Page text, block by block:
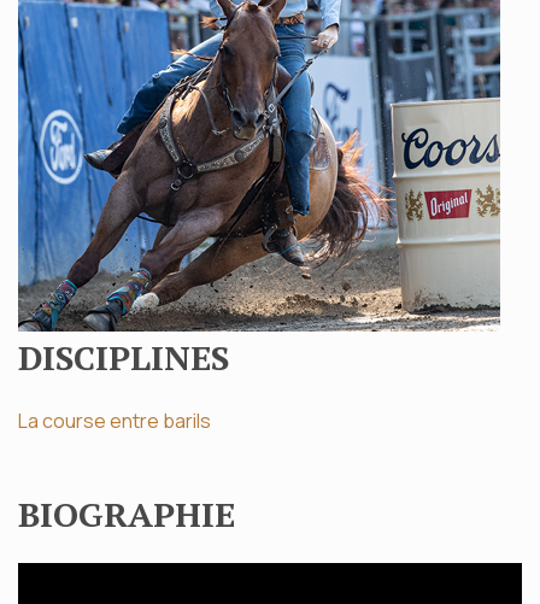
DISCIPLINES
La course entre barils
BIOGRAPHIE